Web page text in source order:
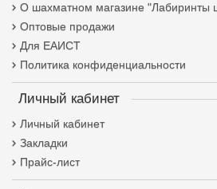
О шахматном магазине "Лабиринты
Оптовые продажи
Для ЕАИСТ
Политика конфиденциальности
Личный кабинет
Личный кабинет
Закладки
Прайс-лист